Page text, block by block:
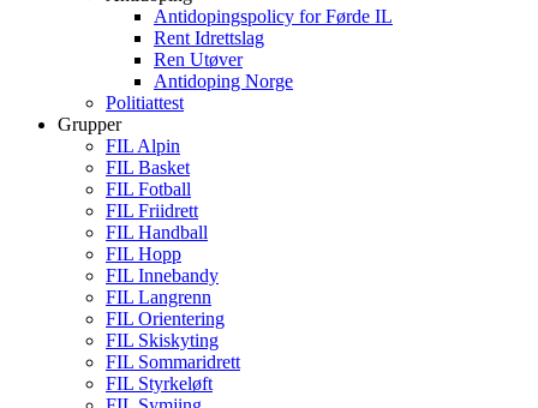
Antidopingspolicy for Førde IL
Rent Idrettslag
Ren Utøver
Antidoping Norge
Politiattest
Grupper
FIL Alpin
FIL Basket
FIL Fotball
FIL Friidrett
FIL Handball
FIL Hopp
FIL Innebandy
FIL Langrenn
FIL Orientering
FIL Skiskyting
FIL Sommaridrett
FIL Styrkeløft